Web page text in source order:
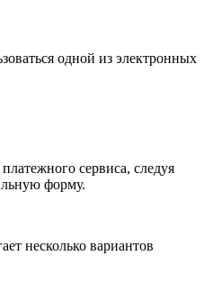
одной из электронных
сервиса, следуя
форму.
несколько вариантов